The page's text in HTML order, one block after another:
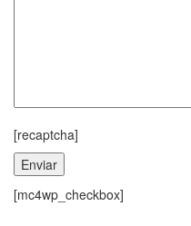
[recaptcha]
[mc4wp_checkbox]